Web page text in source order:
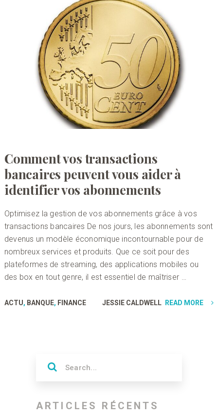
Comment vos transactions
bancaires peuvent vous aider à
identifier vos abonnements
Optimisez la gestion de vos abonnements grâce à vos
transactions bancaires De nos jours, les abonnements sont
devenus un modèle économique incontournable pour de
nombreux services et produits. Que ce soit pour des
plateformes de streaming, des applications mobiles ou
des box en tout genre, il est essentiel de maîtriser …
ACTU, BANQUE, FINANCE JESSIE CALDWELL READ MORE
ARTICLES RÉCENTS